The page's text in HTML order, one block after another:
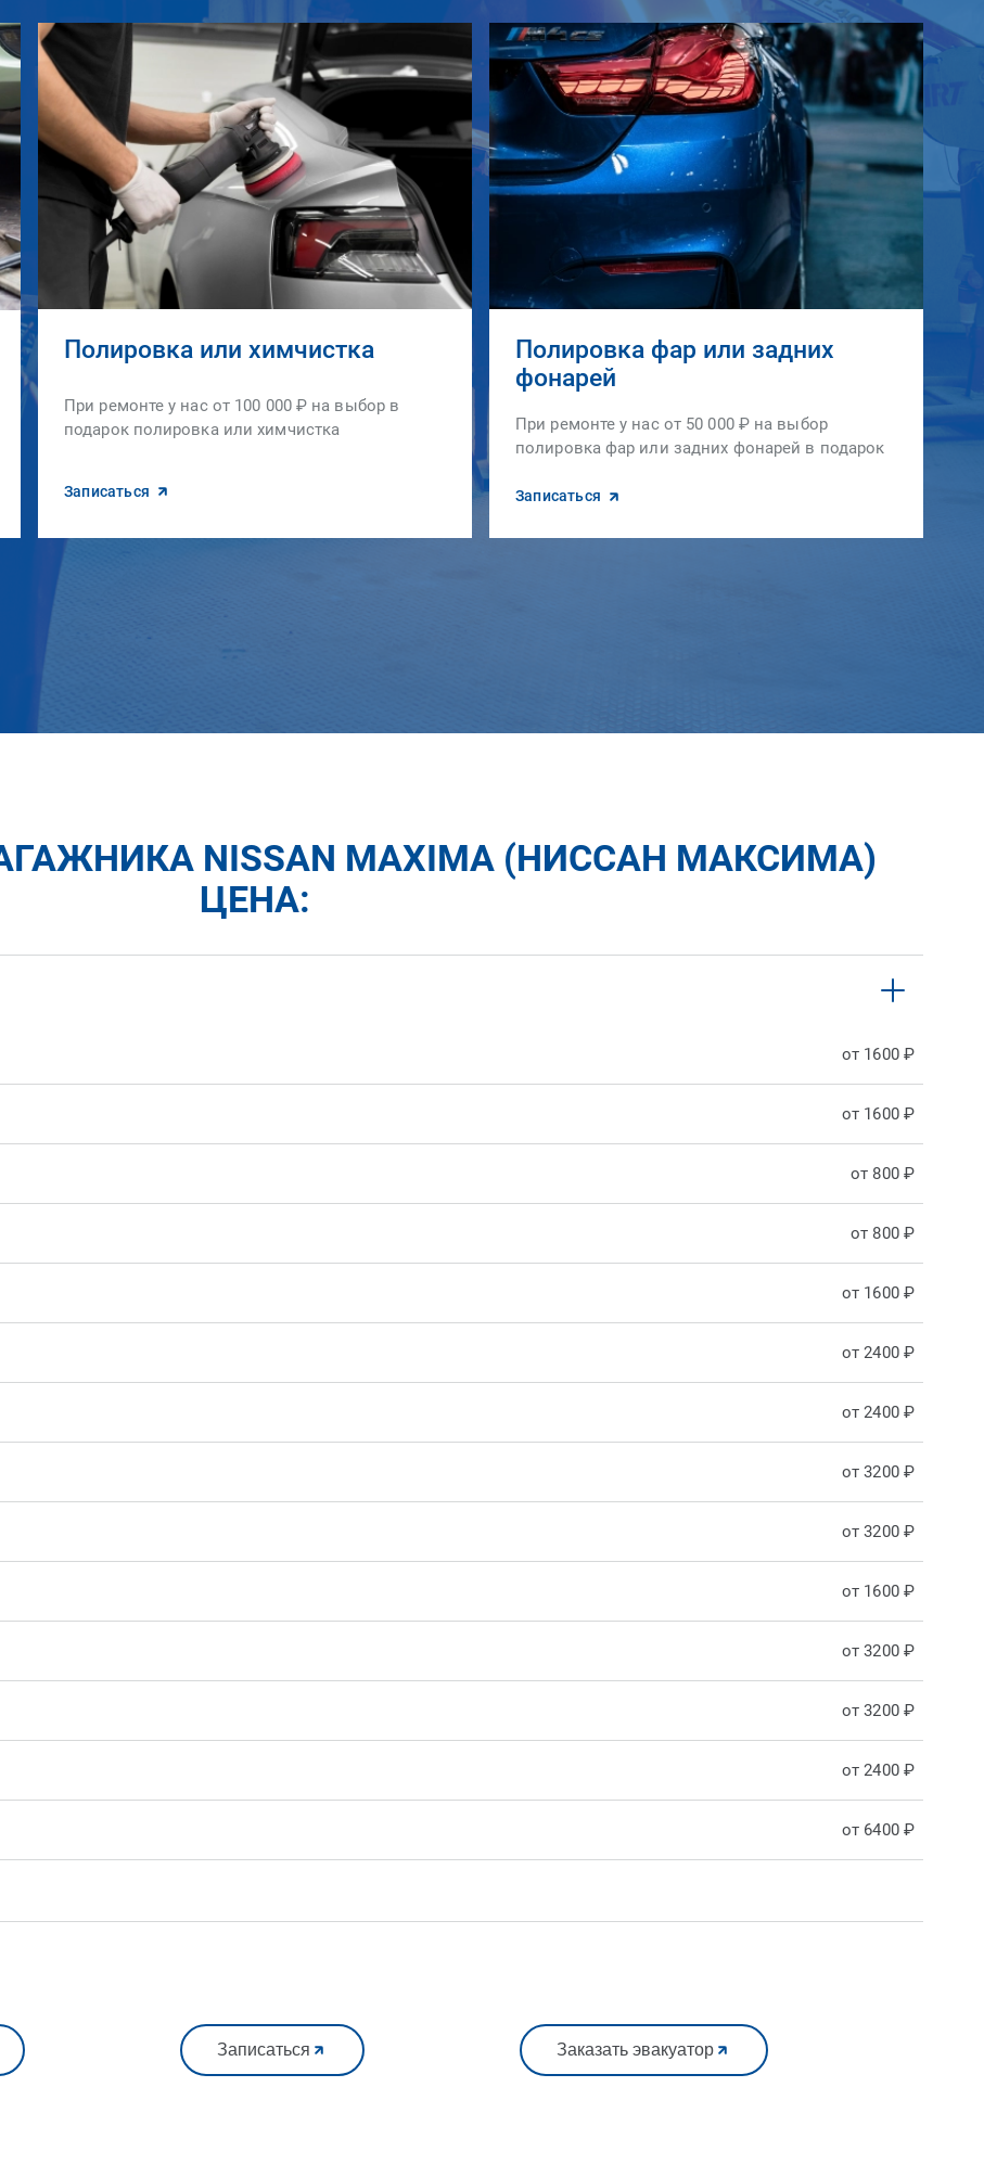
Полировка или химчистка
При ремонте у нас от 100 000 ₽ на выбор в
подарок полировка или химчистка
Записаться
Полировка фар или задних
фонарей
При ремонте у нас от 50 000 ₽ на выбор
полировка фар или задних фонарей в подарок
Записаться
NISSAN MAXIMA (НИССАН МАКСИМА)
ЦЕНА:
от 1600 ₽
от 1600 ₽
от 800 ₽
от 800 ₽
от 1600 ₽
от 2400 ₽
от 2400 ₽
от 3200 ₽
от 3200 ₽
от 1600 ₽
от 3200 ₽
от 3200 ₽
от 2400 ₽
от 6400 ₽
Записаться Заказать эвакуатор